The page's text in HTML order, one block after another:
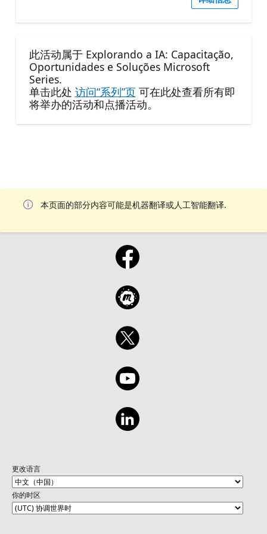
此活动属于 Explorando a IA: Capacitação,
Oportunidades e Soluções Microsoft
Series.
单击此处 访问“系列”页可在此处查看所有即
将举办的活动和点播活动。
本页面的部分内容可能是机器翻译或人工智能翻译.
更改语言
你的时区